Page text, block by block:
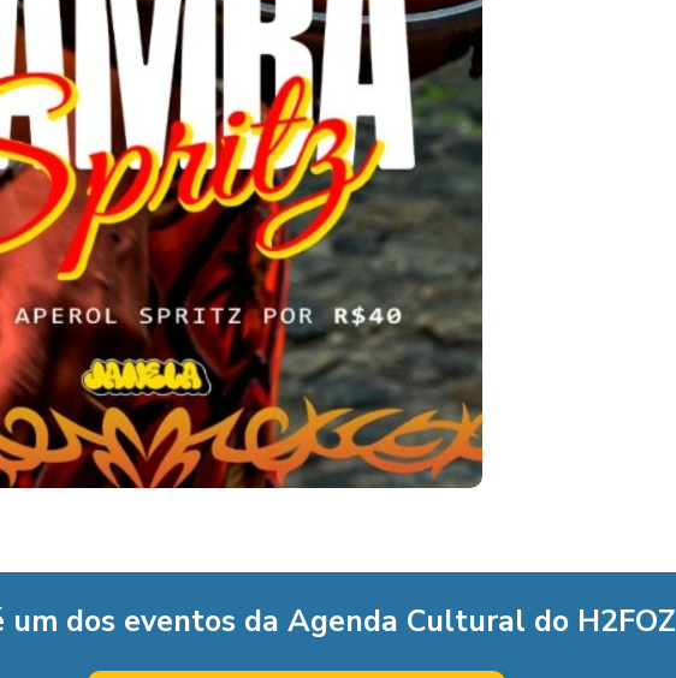
um dos eventos da Agenda Cultural do H2FOZ